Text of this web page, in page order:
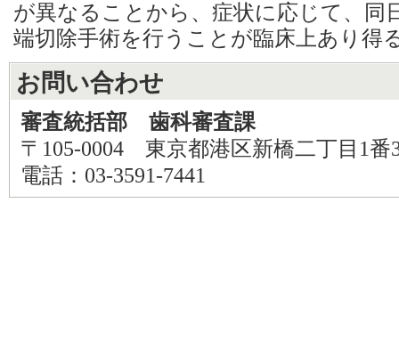
が異なることから、症状に応じて、同
端切除手術を行うことが臨床上あり得
お問い合わせ
審査統括部 歯科審査課
〒105-0004 東京都港区新橋二丁目1番
電話：03-3591-7441